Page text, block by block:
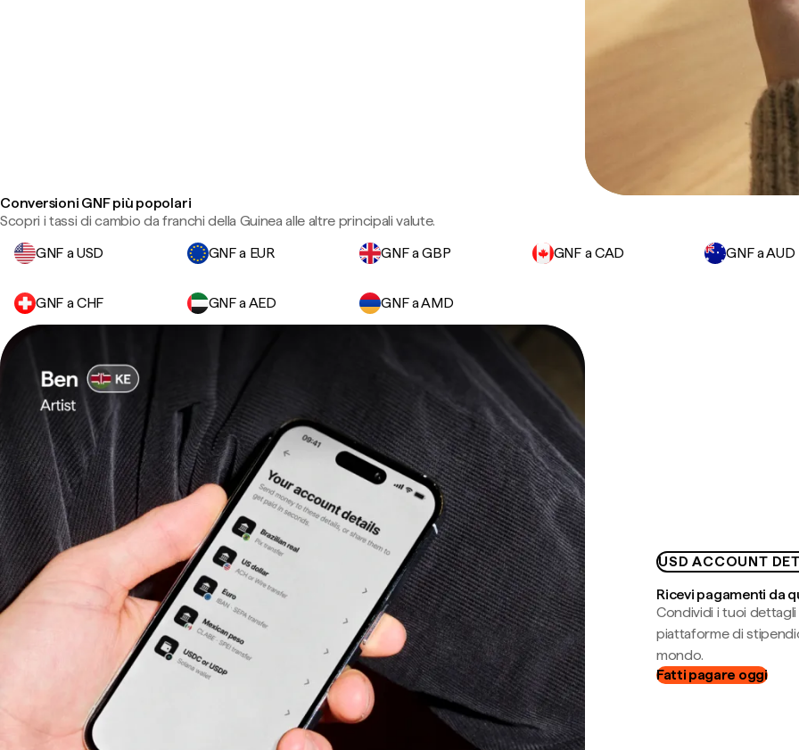
Conversioni GNF più popolari
Scopri i tassi di cambio da franchi della Guinea alle altre principali valute.
GNF a USD
GNF a EUR GNF a GBP GNF a CAD GNF a AUD
GNF a CHF GNF a AED GNF a AMD
USD ACCOUNT
Ricevi pagamenti da
Condividi i tuoi dettagli
piattaforme di
mondo.
Fatti pagare oggi